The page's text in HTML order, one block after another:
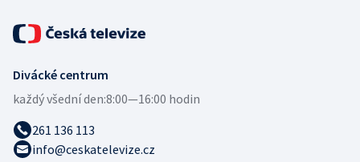
Divácké centrum
každý všední den:8:00—16:00 hodin
261 136 113
info@ceskatelevize.cz